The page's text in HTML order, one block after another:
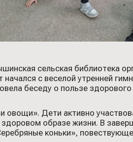
сельская библиотека
с веселой утренней
беседу о пользе
Дети активно
образе жизни. В
коньки»,